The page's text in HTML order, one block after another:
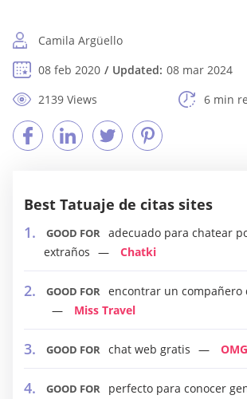
Camila Argüello
08 feb 2020
Updated: 08 mar 2024
2139 Views
6 min
Best Tatuaje de citas sites
GOOD FOR adecuado para chatear
extraños
Chatki
GOOD FOR encontrar un compañero
Miss Travel
GOOD FOR chat web gratis
GOOD FOR
perfecto para conocer